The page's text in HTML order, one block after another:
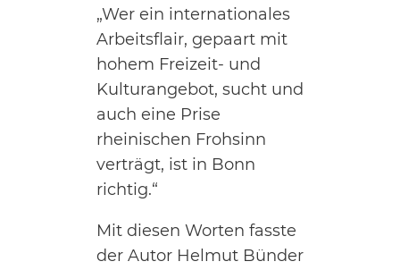
„Wer ein internationales
Arbeitsflair, gepaart mit
hohem Freizeit- und
Kulturangebot, sucht und
auch eine Prise
rheinischen Frohsinn
verträgt, ist in Bonn
richtig.“
Mit diesen Worten fasste
der Autor Helmut Bünder